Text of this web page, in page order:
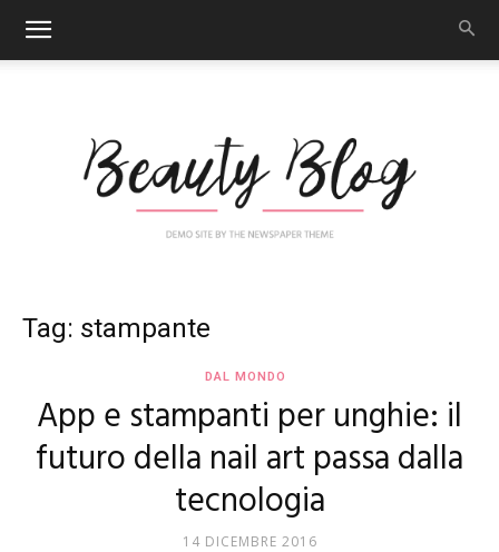
Art
Mania
Tag: stampante
DAL MONDO
App e stampanti per unghie: il
futuro della nail art passa dalla
tecnologia
14 DICEMBRE 2016